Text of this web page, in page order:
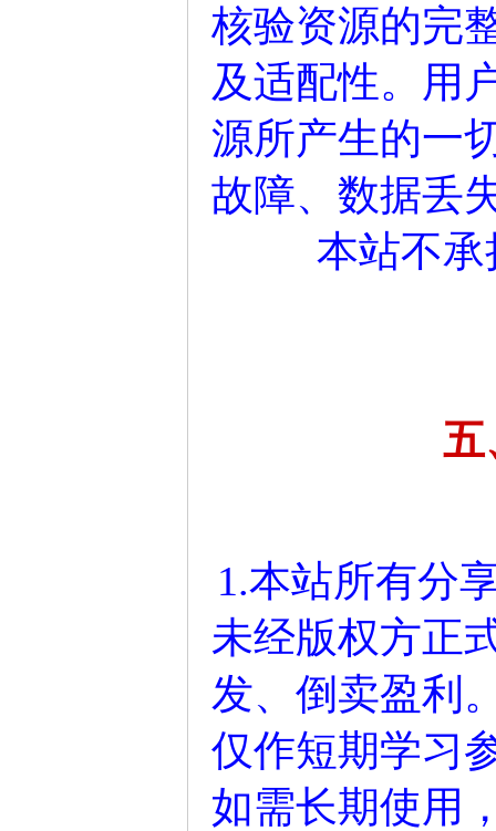
核验资源的完
及适配性。用
源所产生的一
故障、数据丢
本站不
五
1.本站所有分
未经版权方正
发、倒卖盈利
仅作短期学习
如需长期使用